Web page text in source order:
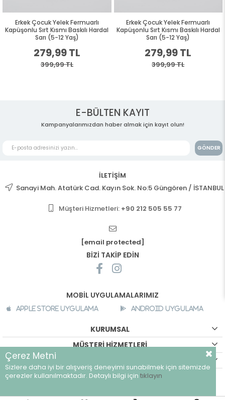
Erkek Çocuk Yelek Fermuarlı
Kapüşonlu Sırt Kısmı Baskılı Hardal
Sarı (5-12 Yaş)
279,99 TL
399,99 TL
Erkek Çocuk Yelek Fermuarlı
Kapüşonlu Sırt Kısmı Baskılı Hardal
Sarı (5-12 Yaş)
279,99 TL
399,99 TL
E-BÜLTEN KAYIT
Kampanyalarımızdan haber almak için kayıt olun!
GÖNDER
İLETİŞİM
Sanayi Mah. Atatürk Cad. Kayın Sok. No:5 Güngören / İSTANBUL
Müşteri Hizmetleri: +90 212 505 55 77
[email protected]
BİZİ TAKİP EDİN
MOBİL UYGULAMALARIMIZ
Apple Store Uygulama Android Uygulama
KURUMSAL
MÜŞTERİ HİZMETLERİ
©breeze.com.tr - Tüm hakları saklıdır.
Çerez Metni
Sizlere daha iyi bir alışveriş deneyimi sunabilmek için sitemizde
çerezler kullanılmaktadır. Detaylı bilgi için tıklayın